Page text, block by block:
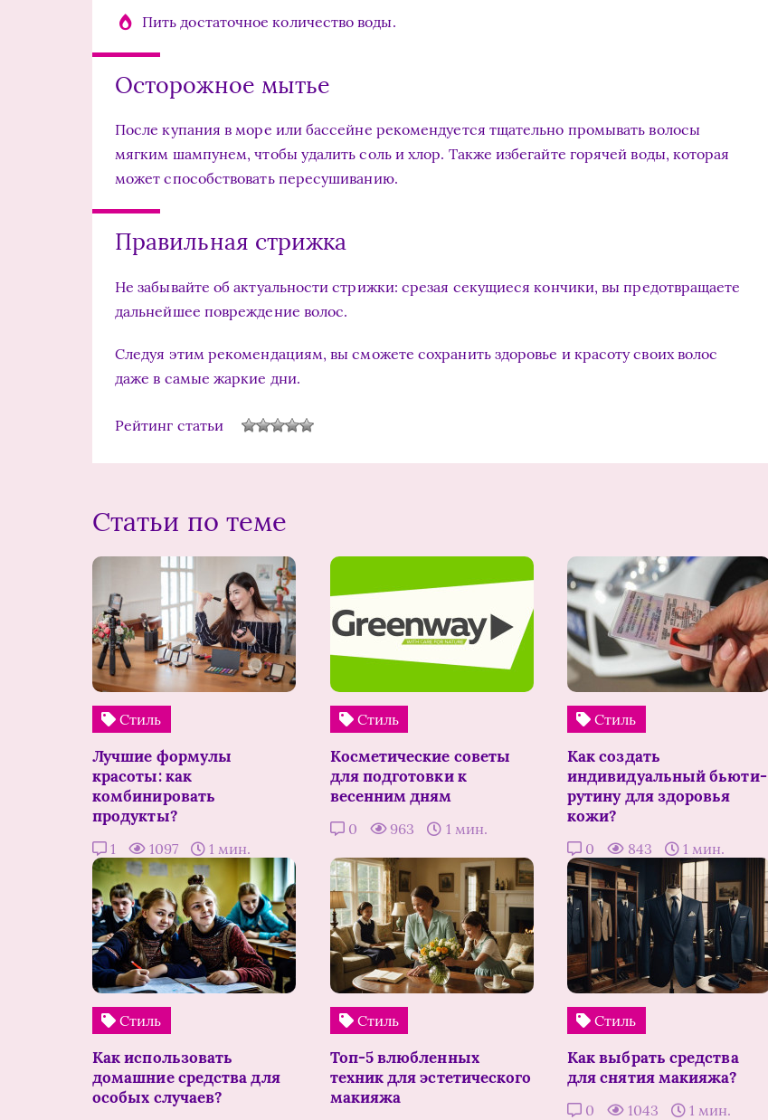
Пить достаточное количество воды.
Осторожное мытье
После купания в море или бассейне рекомендуется тщательно промывать волосы
мягким шампунем, чтобы удалить соль и хлор. Также избегайте горячей воды, которая
может способствовать пересушиванию.
Правильная стрижка
Не забывайте об актуальности стрижки: срезая секущиеся кончики, вы предотвращаете
дальнейшее повреждение волос.
Следуя этим рекомендациям, вы сможете сохранить здоровье и красоту своих волос
даже в самые жаркие дни.
Рейтинг статьи
Статьи по теме
Стиль
Лучшие формулы
красоты: как
комбинировать
продукты?
1 1097 1 мин.
Стиль
Косметические советы
для подготовки к
весенним дням
0 963 1 мин.
Стиль
Как создать
индивидуальный бьюти-
рутину для здоровья
кожи?
0 843 1 мин.
Стиль
Как использовать
домашние средства для
особых случаев?
Стиль
Топ-5 влюбленных
техник для эстетического
макияжа
Стиль
Как выбрать средства
для снятия макияжа?
0 1043 1 мин.